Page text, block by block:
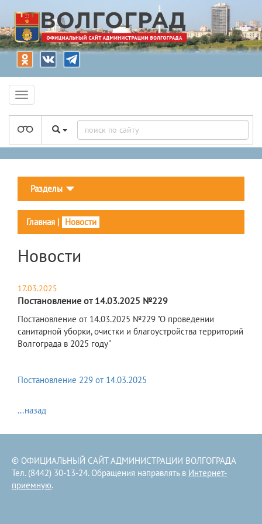
Разделы
Главная | Новости
Новости
17.03.2025
Постановление от 14.03.2025 №229
Постановление от 14.03.2025 №229 "О проведении
санитарной уборки, очистки и благоустройства территорий
Волгограда в 2025 году"
Постановление 229 от 14.03.2025
...назад
© ОФИЦИАЛЬНЫЙ САЙТ АДМИНИСТРАЦИИ ВОЛГОГРАДА
Тел. (8442) 30-13-24. Обращения направлять в Интернет-
приемную.